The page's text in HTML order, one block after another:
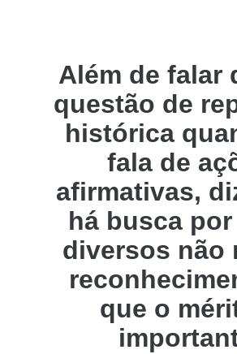
Além de falar
questão de
histórica
fala de
afirmativas,
há busca
diversos não
que o